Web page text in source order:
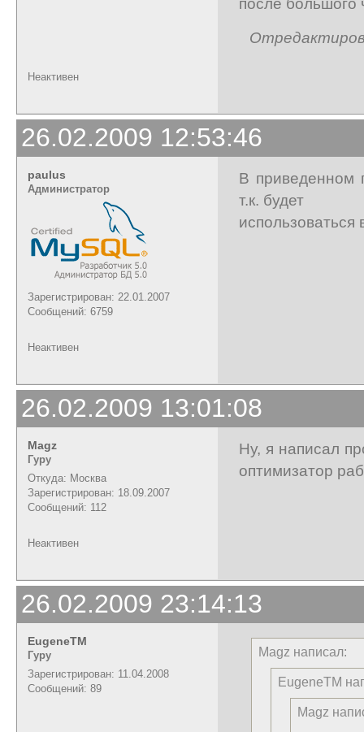
Неактивен
26.02.2009 12:53:46
paulus
Администратор
Зарегистрирован: 22.01.2007
Сообщений: 6759
В приведенном
т.к. будет
Неактивен
26.02.2009 13:01:08
Magz
Гуру
Откуда: Москва
Зарегистрирован: 18.09.2007
Сообщений: 112
Ну, я написал
оптимизатор
Неактивен
26.02.2009 23:14:13
EugeneTM
Гуру
Зарегистрирован: 11.04.2008
Сообщений: 89
Magz написал:
EugeneTM
Magz